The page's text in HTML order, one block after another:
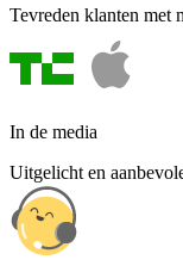
Tevreden klanten met
In de media
Uitgelicht en